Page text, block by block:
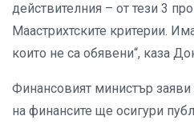
действителния – от тези 3
Маастрихтските критерии.
които не са обявени“, каза
Финансовият министър
на финансите ще осигури